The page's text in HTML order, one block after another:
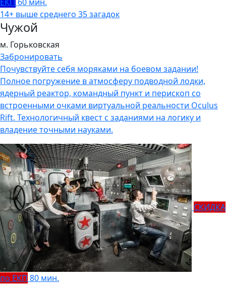
14+ выше среднего 35 загадок
Чужой
м. Горьковская
Забронировать
Почувствуйте себя моряками на боевом задании!
Полное погружение в атмосферу подводной лодки,
ядерный реактор, командный пункт и перископ со
встроенными очками виртуальной реальности Oculus
Rift. Технологичный квест с заданиями на логику и
владение точными науками.
СКИДКА
по ЕКП 80 мин.